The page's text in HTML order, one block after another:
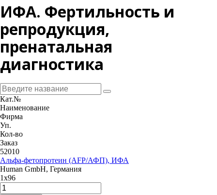
ИФА. Фертильность и
репродукция,
пренатальная
диагностика
Кат.№
Наименование
Фирма
Уп.
Кол-во
Заказ
52010
Альфа-фетопротеин (AFP/АФП), ИФА
Human GmbH, Германия
1х96